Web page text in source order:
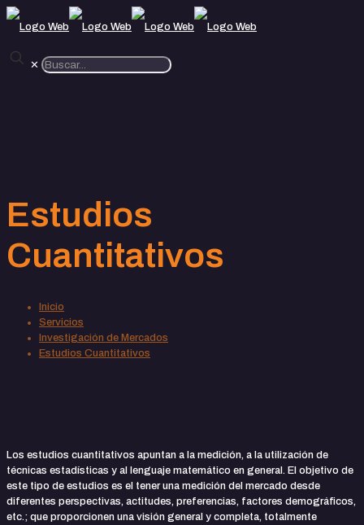
✕
Estudios
Cuantitativos
Inicio
Servicios
Investigación de Mercados
Estudios Cuantitativos
Los estudios cuantitativos apuntan a la medición, a la utilización de
técnicas estadísticas y al lenguaje matemático en general. El objetivo de
este tipo de estudios es el tener una medición del mercado desde
diferentes perspectivas, actitudes, preferencias, factores demográficos,
etc.; que proporcionen una visión general y completa, totalmente